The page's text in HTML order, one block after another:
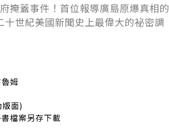
掩蓋事件！首位報導廣島原爆真相的
世紀美國新聞史上最偉大的祕密調
姆
面)
檔案另存下載